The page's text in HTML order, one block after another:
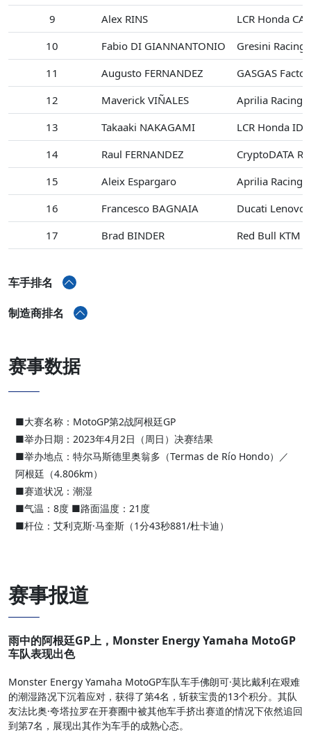
9
Alex RINS
LCR Honda
10
Fabio DI GIANNANTONIO
Gresini Racing
11
Augusto FERNANDEZ
GASGAS
12
Maverick VIÑALES
Aprilia Racing
13
Takaaki NAKAGAMI
LCR Honda
14
Raul FERNANDEZ
CryptoDATA
15
Aleix Espargaro
Aprilia Racing
16
Francesco BAGNAIA
Ducati Lenovo
17
Brad BINDER Red Bull KTM
车手排名
制造商排名
赛事数据
■大赛名称：MotoGP第2战阿根廷GP
■举办日期：2023年4月2日（周日）决赛结果
■举办地点：特尔马斯德里奥翁多（Termas de Río Hondo）／
阿根廷（4.806km）
■赛道状况：潮湿
■气温：8度 ■路面温度：21度
■杆位：艾利克斯·马奎斯（1分43秒881/杜卡迪）
赛事报道
雨中的阿根廷GP上，Monster Energy Yamaha MotoGP
车队表现出色
Monster Energy Yamaha MotoGP车队车手佛朗可·莫比戴利在艰难
的潮湿路况下沉着应对，获得了第4名，斩获宝贵的13个积分。其队
友法比奥·夸塔拉罗在开赛圈中被其他车手挤出赛道的情况下依然追回
到第7名，展现出其作为车手的成熟心态。